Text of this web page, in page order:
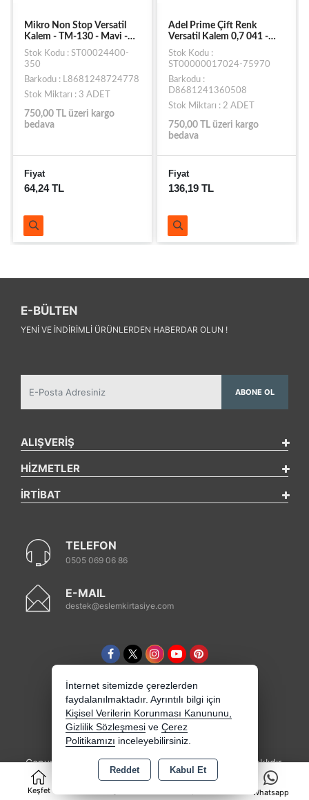
Keşfet
0
Whatsapp
Mikro Non Stop Versatil
Kalem - TM-130 - Mavi -
0,7 MM
Stok Kodu : ST00024400-
350
Barkodu : L8681248724778
Stok Miktarı : 3 ADET
750,00 TL üzeri kargo
bedava
Fiyat
64,24 TL
Adel Prime Çift Renk
Versatil Kalem 0,7 041 -
Yeşil-Gri
Stok Kodu :
ST00000017024-75970
Barkodu :
D8681241360508
Stok Miktarı : 2 ADET
750,00 TL üzeri kargo
bedava
Fiyat
136,19 TL
E-BÜLTEN
YENI VE INDIRIMLI ÜRÜNLERDEN HABERDAR OLUN !
ABONE OL
ALIŞVERİŞ
HİZMETLER
İRTİBAT
TELEFON
0505 069 06 86
E-MAIL
destek@eslemkirtasiye.com
Copyright 2026 eslemkirtasiye.com - Tüm hakları saklıdır.
Kredi kartı bilgileriniz 256bit SSL sertifikası ile
korunmaktadır.
İnternet sitemizde çerezlerden
faydalanılmaktadır. Ayrıntılı bilgi için
Kişisel Verilerin Korunması Kanununu,
Gizlilik Sözleşmesi ve Çerez
Politikamızı inceleyebilirsiniz.
Reddet Kabul Et